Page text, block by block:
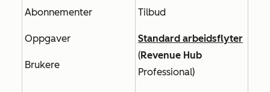
Abonnementer
Oppgaver
Brukere
Tilbud
Standard arbeidsflyter
(Revenue Hub
Professional)